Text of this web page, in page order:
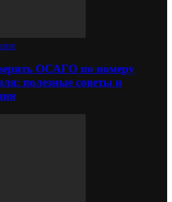
ОСАГО по номеру
полезные советы и